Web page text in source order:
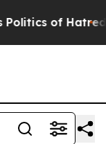
of Hatred” The